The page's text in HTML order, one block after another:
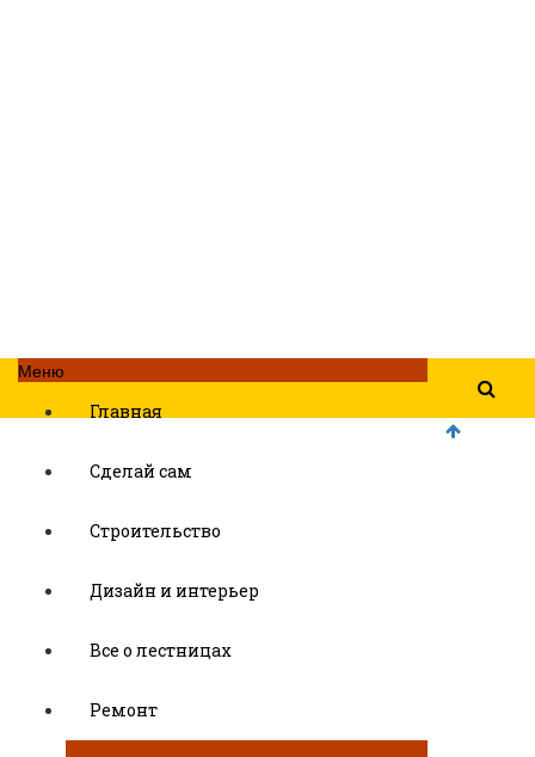
Меню
Главная
Сделай сам
Строительство
Дизайн и интерьер
Все о лестницах
Ремонт